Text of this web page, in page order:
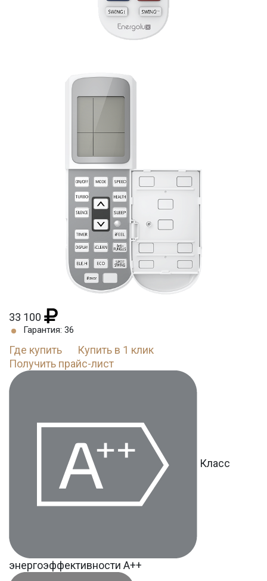
33 100
Гарантия: 36
Где купить
Купить в 1 клик
Получить прайс-лист
Класс
энергоэффективности А++